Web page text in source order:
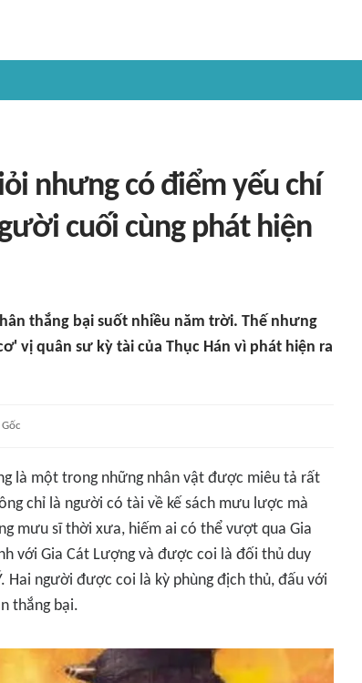
nhưng có điểm yếu chí
cuối cùng phát hiện
thắng bại suốt nhiều năm trời. Thế nhưng
vị quân sư kỳ tài của Thục Hán vì phát hiện ra
Gốc
là một trong những nhân vật được miêu tả rất
chỉ là người có tài về kế sách mưu lược mà
mưu sĩ thời xưa, hiếm ai có thể vượt qua Gia
với Gia Cát Lượng và được coi là đối thủ duy
Hai người được coi là kỳ phùng địch thủ, đấu với
thắng bại.